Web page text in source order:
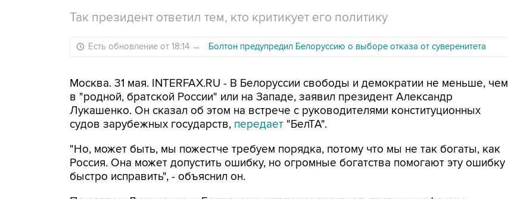
Так президент ответил тем, кто критикует его политику
Есть обновление от 18:14 → Болтон предупредил Белоруссию о выборе отказа от суверенитета
Москва. 31 мая. INTERFAX.RU - В Белоруссии свободы и демократии не меньше, чем
в "родной, братской России" или на Западе, заявил президент Александр
Лукашенко. Он сказал об этом на встрече с руководителями конституционных
судов зарубежных государств, передает "БелТА".
"Но, может быть, мы пожестче требуем порядка, потому что мы не так богаты, как
Россия. Она может допустить ошибку, но огромные богатства помогают эту ошибку
быстро исправить", - объяснил он.